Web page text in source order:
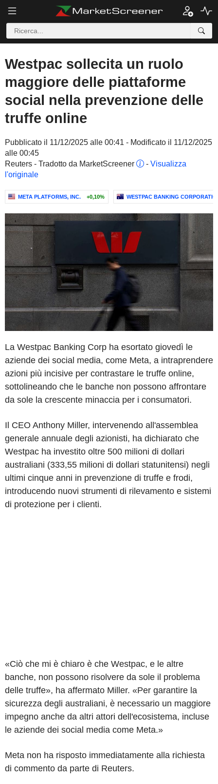
Westpac sollecita un ruolo
maggiore delle piattaforme
social nella prevenzione delle
truffe online
Pubblicato il 11/12/2025 alle 00:41 - Modificato il 11/12/2025
alle 00:45
Reuters - Tradotto da MarketScreener
- Visualizza
l'originale
META PLATFORMS, INC. +0,10% WESTPAC BANKING
La Westpac Banking Corp ha esortato giovedì le
aziende dei social media, come Meta, a intraprendere
azioni più incisive per contrastare le truffe online,
sottolineando che le banche non possono affrontare
da sole la crescente minaccia per i consumatori.
Il CEO Anthony Miller, intervenendo all'assemblea
generale annuale degli azionisti, ha dichiarato che
Westpac ha investito oltre 500 milioni di dollari
australiani (333,55 milioni di dollari statunitensi) negli
ultimi cinque anni in prevenzione di truffe e frodi,
introducendo nuovi strumenti di rilevamento e sistemi
di protezione per i clienti.
«Ciò che mi è chiaro è che Westpac, e le altre
banche, non possono risolvere da sole il problema
delle truffe», ha affermato Miller. «Per garantire la
sicurezza degli australiani, è necessario un maggiore
impegno anche da altri attori dell'ecosistema, incluse
le aziende dei social media come Meta.»
Meta non ha risposto immediatamente alla richiesta
di commento da parte di Reuters.